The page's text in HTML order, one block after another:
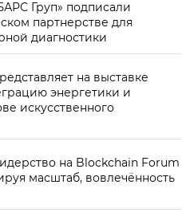
Груп» подписали
партнерстве для
диагностики
на выставке
энергетики и
искусственного
на Blockchain Forum
масштаб, вовлечённость